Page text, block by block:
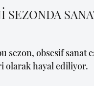
SEZONDA
sezon, obsesif sanat
olarak hayal ediliyor.